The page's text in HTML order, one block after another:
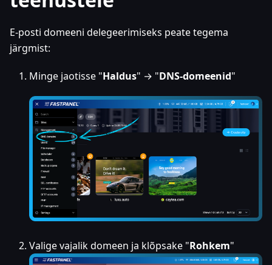
E-posti domeeni delegeerimiseks peate tegema
järgmist:
Minge jaotisse "Haldus" → "DNS-domeenid"
Valige vajalik domeen ja klõpsake "Rohkem"